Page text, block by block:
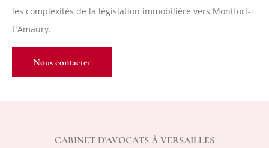
les complexités de la législation immobilière vers Montfort-
L’Amaury.
Nous contacter
CABINET D’AVOCATS À VERSAILLES